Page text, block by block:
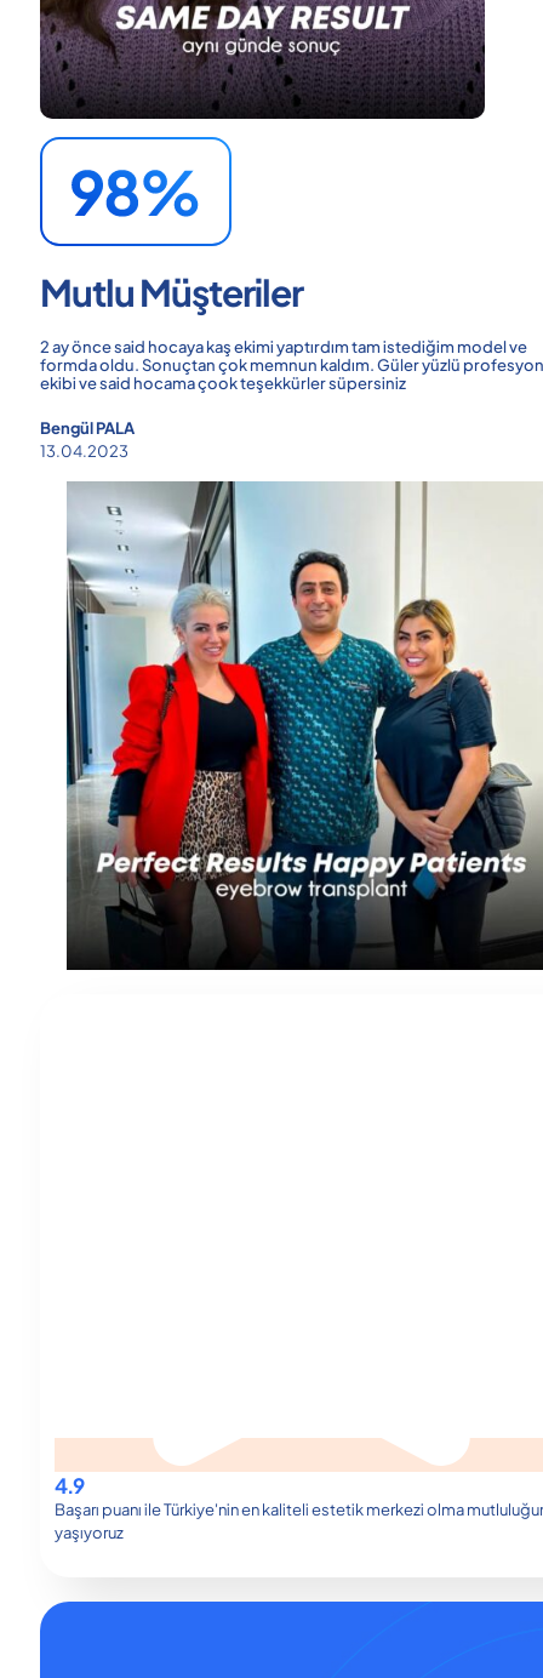
Mutlu Müşteriler
2 ay önce said hocaya kaş ekimi yaptırdım tam istediğim model ve
formda oldu. Sonuçtan çok memnun kaldım. Güler yüzlü
ekibi ve said hocama çook teşekkürler süpersiniz
Bengül PALA
13.04.2023
4.9
Başarı puanı ile Türkiye'nin en kaliteli estetik merkezi olma
yaşıyoruz